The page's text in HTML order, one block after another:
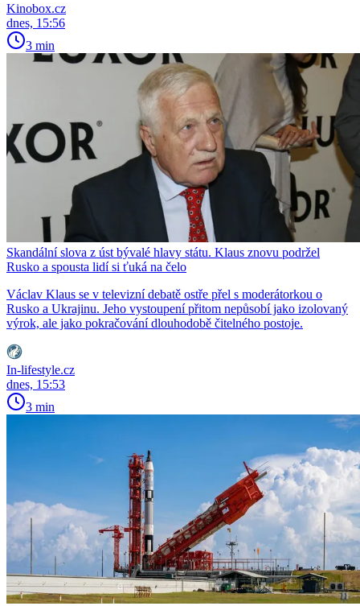
Kinobox.cz
dnes, 15:56
3 min
Skandální slova z úst bývalé hlavy státu. Klaus znovu podržel
Rusko a spousta lidí si ťuká na čelo
Václav Klaus se v televizní debatě ostře přel s moderátorkou o
Rusko a Ukrajinu. Jeho vystoupení přitom nepůsobí jako izolovaný
výrok, ale jako pokračování dlouhodobě čitelného postoje.
In-lifestyle.cz
dnes, 15:53
3 min